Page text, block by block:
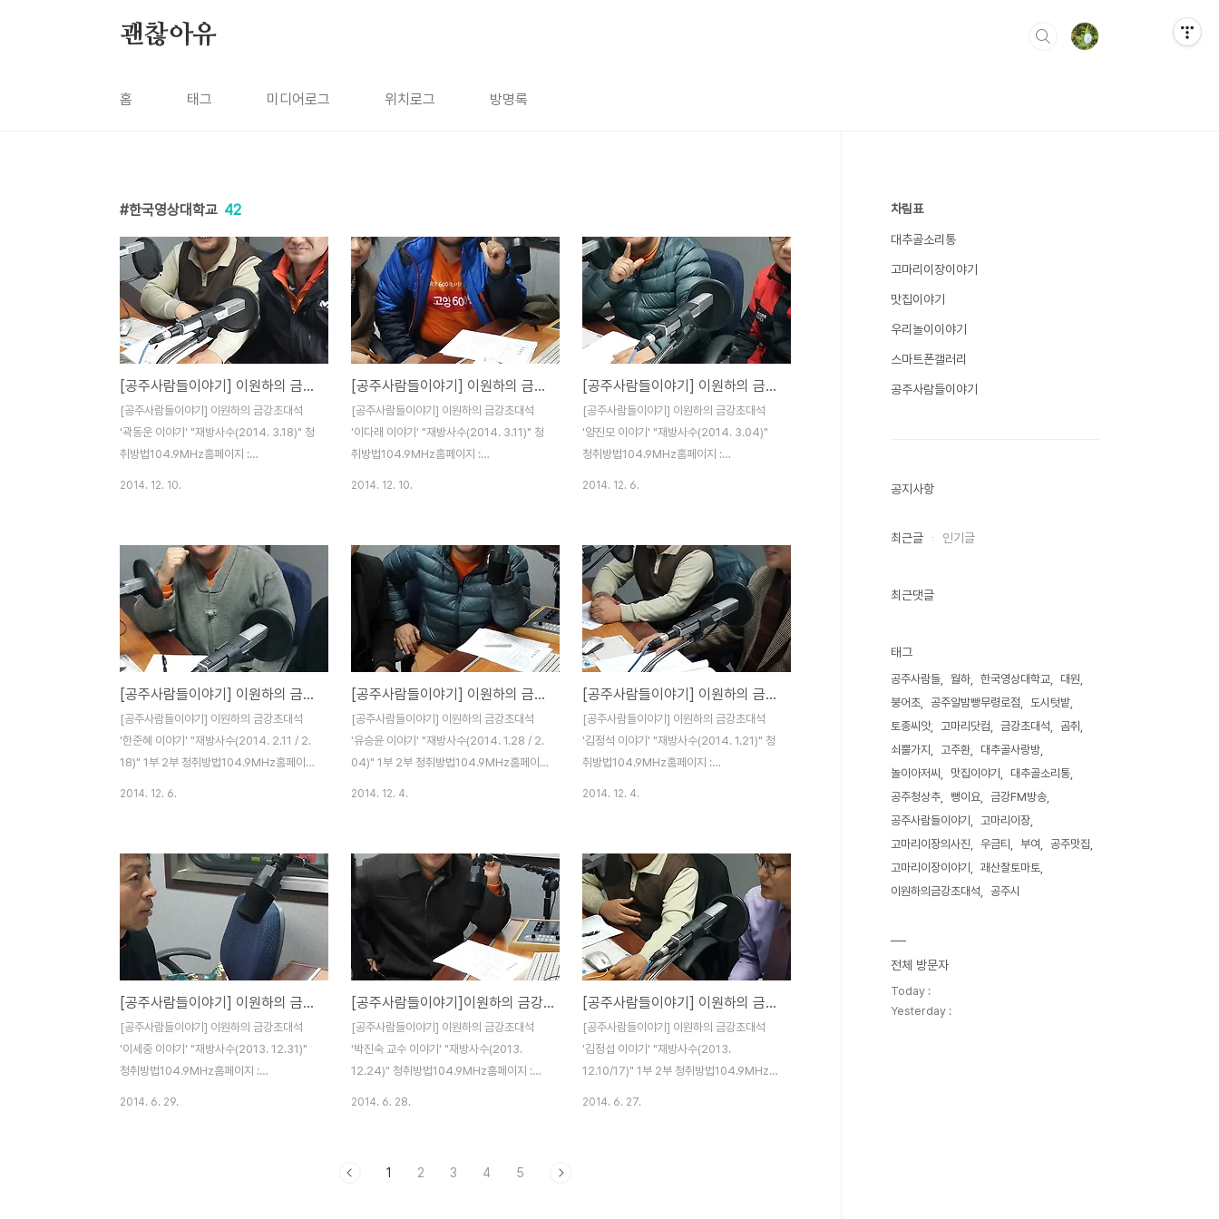
괜찮아유
홈 태그 미디어로그 위치로그 방명록
한국영상대학교 42
[공주사람들이야기] 이원하의 금강초대석 '곽동운 이야기'
[공주사람들이야기] 이원하의 금강초대석
'곽동운 이야기' "재방사수(2014. 3.18)" 청
취방법104.9MHz홈페이지 :
2014. 12. 10.
[공주사람들이야기] 이원하의 금강초대석'이다래 이야기'
[공주사람들이야기] 이원하의 금강초대석
'이다래 이야기' "재방사수(2014. 3.11)" 청
취방법104.9MHz홈페이지 :
2014. 12. 10.
[공주사람들이야기] 이원하의 금강초대석 '양진모 이야기'
[공주사람들이야기] 이원하의 금강초대석
'양진모 이야기' "재방사수(2014. 3.04)"
청취방법104.9MHz홈페이지 :
2014. 12. 6.
[공주사람들이야기] 이원하의 금강초대석 '한준혜 이야기'
[공주사람들이야기] 이원하의 금강초대석
'한준혜 이야기' "재방사수(2014. 2.11 / 2.
18)" 1부 2부 청취방법104.9MHz홈페이지
2014. 12. 6.
[공주사람들이야기] 이원하의 금강초대석 '유승윤 이야기'
[공주사람들이야기] 이원하의 금강초대석
'유승윤 이야기' "재방사수(2014. 1.28 / 2.
04)" 1부 2부 청취방법104.9MHz홈페이
2014. 12. 4.
[공주사람들이야기] 이원하의 금강초대석 '김정석 이야기'
[공주사람들이야기] 이원하의 금강초대석
'김정석 이야기' "재방사수(2014. 1.21)" 청
취방법104.9MHz홈페이지 :
2014. 12. 4.
[공주사람들이야기] 이원하의 금강초대석 '이세중 이야기'
[공주사람들이야기] 이원하의 금강초대석
'이세중 이야기' "재방사수(2013. 12.31)"
청취방법104.9MHz홈페이지 :
2014. 6. 29.
[공주사람들이야기]이원하의 금강초대석 '박진숙 교수 이야기'
[공주사람들이야기] 이원하의 금강초대석
'박진숙 교수 이야기' "재방사수(2013.
12.24)" 청취방법104.9MHz홈페이지 :
2014. 6. 28.
[공주사람들이야기] 이원하의 금강초대석 '김정섭 이야기'
[공주사람들이야기] 이원하의 금강초대석
'김정섭 이야기' "재방사수(2013.
12.10/17)" 1부 2부 청취방법104.9MHz홈
2014. 6. 27.
1 2 3 4 5
차림표
대추골소리통
고마리이장이야기
맛집이야기
우리놀이이야기
스마트폰갤러리
공주사람들이야기
공지사항
최근글 인기글
최근댓글
태그
공주사람들 월하 한국영상대학교
대원
붕어초
공주알밤빵무령로점
도시텃밭
토종씨앗
고마리닷컴 금강초대석
곰취
쇠뿔가지
고주환
대추골사랑방
놀이아저씨
맛집이야기
대추골소리통
공주청상추
뻥이요
금강FM방송
공주사람들이야기
고마리이장
고마리이장의사진
우금티 부여
공주맛집
고마리이장이야기
괘산찰토마토
이원하의금강초대석
공주시
전체 방문자
Today :
Yesterday :